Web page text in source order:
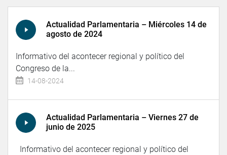
Actualidad Parlamentaria – Miércoles 14 de
agosto de 2024
Informativo del acontecer regional y político del
Congreso de la...
14-08-2024
Actualidad Parlamentaria – Viernes 27 de
junio de 2025
Informativo del acontecer regional y político del